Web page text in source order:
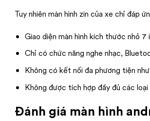
Tuy nhiên màn hình zin của xe chỉ đáp
Giao diện màn hình kích thước nhỏ 7
Chỉ có chức năng nghe nhạc,
Không có kết nối đa phương tiện
Không được tích hợp đầy đủ các
Đánh giá màn hình